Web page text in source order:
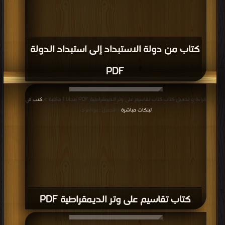
كتاب موسوعة السياسية / ج2 PDF
قراءة و تحميل كتاب كتاب موسوعة السياسية / ج1 PDF مجانا | مكتبة >
لينكات مباشرة
قراءة و تحميل كتاب كتاب الزحف المقدس : مظاهرات التنحي وتشكل عبادة ناصر
PDF مجانا | مكتبة >
كتب في لينكات مباشرة | التحميل : مرة/مرات